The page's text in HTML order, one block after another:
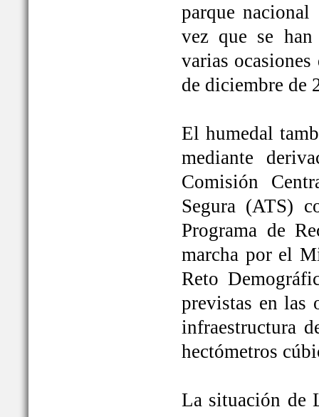
parque
vez que se
varias
de diciembre de
El humedal
mediante
Comisión
Segura (ATS)
Programa de
marcha por el
Reto
previstas en las
infraestructura
hectómetros
La situación de